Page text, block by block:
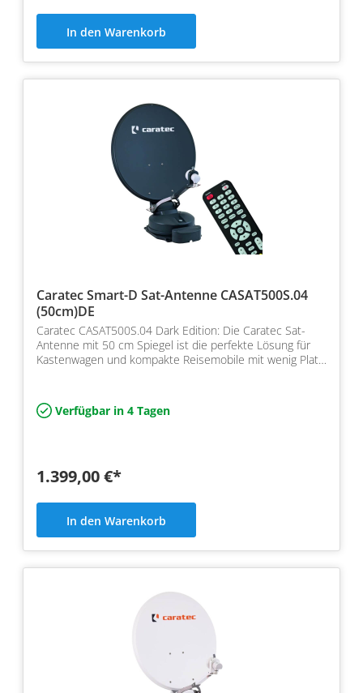
In den Warenkorb
Caratec Smart-D Sat-Antenne CASAT500S.04
(50cm)DE
Caratec CASAT500S.04 Dark Edition: Die Caratec Sat-
Antenne mit 50 cm Spiegel ist die perfekte Lösung für
Kastenwagen und kompakte Reisemobile mit wenig Platz
Verfügbar in 4 Tagen
1.399,00 €*
In den Warenkorb